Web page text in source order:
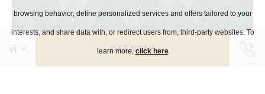
ĐẶT NGAY
browsing behavior, define personalized services and offers tailored to your
interests, and share data with, or redirect users from, third-party websites. To
learn more,click here